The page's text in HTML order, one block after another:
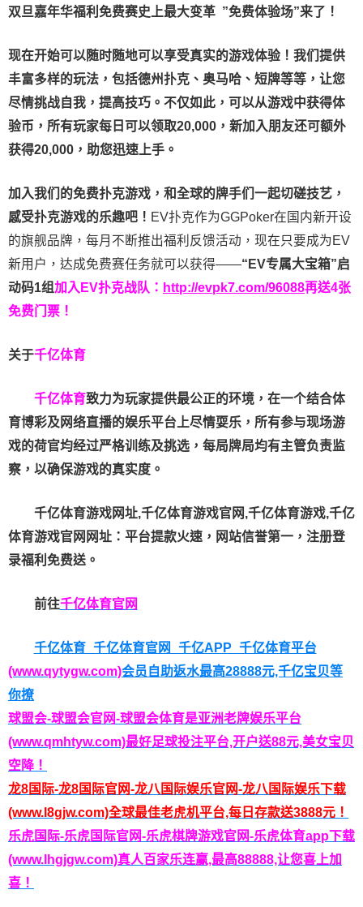
双旦嘉年华福利 免费赛史上最大变革 ”免费体验场”来了！
现在开始可以随时随地可以享受真实的游戏体验！我们提供
丰富多样的玩法，包括德州扑克、奥马哈、短牌等等，让您
尽情挑战自我，提高技巧。不仅如此， 可以从游戏中获得体
验币，所有玩家每日可以领取20,000，新加入朋友还可额外
获得20,000，助您迅速上手。
加入我们的免费扑克游戏，和全球的牌手们一起切磋技艺，
感受扑克游戏的乐趣吧！ EV扑克作为GGPoker在国内新开设
的旗舰品牌，每月不断推出福利反馈活动，现在只要成为EV
新用户，达成免费赛任务就可以获得——“EV专属大宝箱”启
动码1组加入EV扑克战队： http://evpk7.com/96088再送4张
免费门票！
关于千亿体育
千亿体育致力为玩家提供最公正的环境，在一个结合体
育博彩及网络直播的娱乐平台上尽情耍乐，所有参与现场游
戏的荷官均经过严格训练及挑选，每局牌局均有主管负责监
察，以确保游戏的真实度。
千亿体育游戏网址,千亿体育游戏官网,千亿体育游戏,千亿
体育游戏官网网址：平台提款火速，网站信誉第一，注册登
录福利免费送。
前往千亿体育官网
千亿体育_千亿体育官网_千亿APP_千亿体育平台
(www.qytygw.com)会员自助返水最高28888元,千亿宝贝等
你撩
球盟会-球盟会官网-球盟会体育是亚洲老牌娱乐平台
(www.qmhtyw.com)最好足球投注平台,开户送88元,美女宝贝
空降！
龙8国际-龙8国际官网-龙八国际娱乐官网-龙八国际娱乐下载
(www.l8gjw.com)全球最佳老虎机平台,每日存款送3888元！
乐虎国际-乐虎国际官网-乐虎棋牌游戏官网-乐虎体育app下载
(www.lhgjgw.com)真人百家乐连赢,最高88888,让您喜上加
喜！